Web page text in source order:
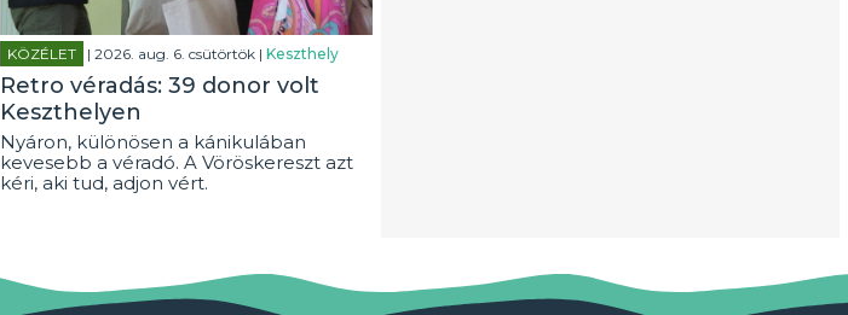
KÖZÉLET | 2026. aug. 6. csütörtök | Keszthely
Retro véradás: 39 donor volt
Keszthelyen
Nyáron, különösen a kánikulában
kevesebb a véradó. A Vöröskereszt azt
kéri, aki tud, adjon vért.